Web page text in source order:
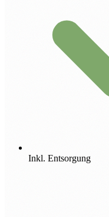
Inkl. Entsorgung